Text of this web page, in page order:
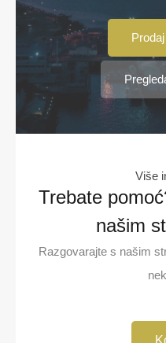
Više
Trebate
našim
Razgovarajte s našim